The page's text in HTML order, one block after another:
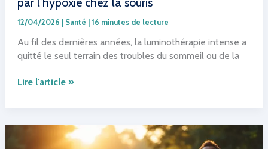
12/04/2026 | Santé |16 minutes de lecture
Au fil des dernières années, la luminothérapie intense a
quitté le seul terrain des troubles du sommeil ou de la
La
Lire l'article »